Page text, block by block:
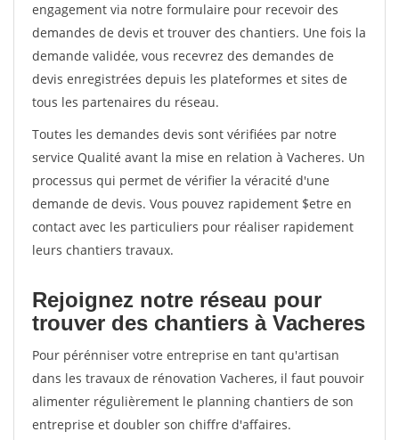
engagement via notre formulaire pour recevoir des
demandes de devis et trouver des chantiers. Une fois la
demande validée, vous recevrez des demandes de
devis enregistrées depuis les plateformes et sites de
tous les partenaires du réseau.
Toutes les demandes devis sont vérifiées par notre
service Qualité avant la mise en relation à Vacheres. Un
processus qui permet de vérifier la véracité d'une
demande de devis. Vous pouvez rapidement $etre en
contact avec les particuliers pour réaliser rapidement
leurs chantiers travaux.
Rejoignez notre réseau pour
trouver des chantiers à Vacheres
Pour pérénniser votre entreprise en tant qu'artisan
dans les travaux de rénovation Vacheres, il faut pouvoir
alimenter régulièrement le planning chantiers de son
entreprise et doubler son chiffre d'affaires.